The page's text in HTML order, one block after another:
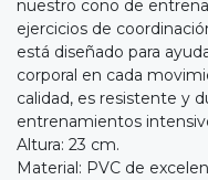
nuestro cono de
ejercicios de
está diseñado para
corporal en cada
calidad, es resistente y
entrenamientos
Altura: 23 cm.
Material: PVC de